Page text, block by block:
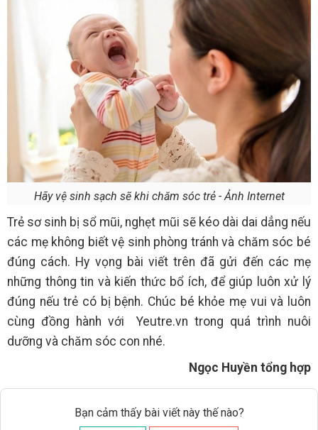
Hãy vệ sinh sạch sẽ khi chăm sóc trẻ - Ảnh Internet
Trẻ sơ sinh bị sổ mũi, nghẹt mũi sẽ kéo dài dai dẳng nếu
các mẹ không biết vệ sinh phòng tránh và chăm sóc bé
đúng cách. Hy vọng bài viết trên đã gửi đến các mẹ
những thông tin và kiến thức bổ ích, để giúp luôn xử lý
đúng nếu trẻ có bị bệnh. Chúc bé khỏe mẹ vui và luôn
cùng đồng hành với Yeutre.vn trong quá trình nuôi
dưỡng và chăm sóc con nhé.
Ngọc Huyền tổng hợp
Bạn cảm thấy bài viết này thế nào?